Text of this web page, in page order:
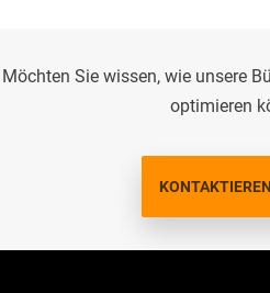
Möchten Sie wissen, wie unsere
optimieren